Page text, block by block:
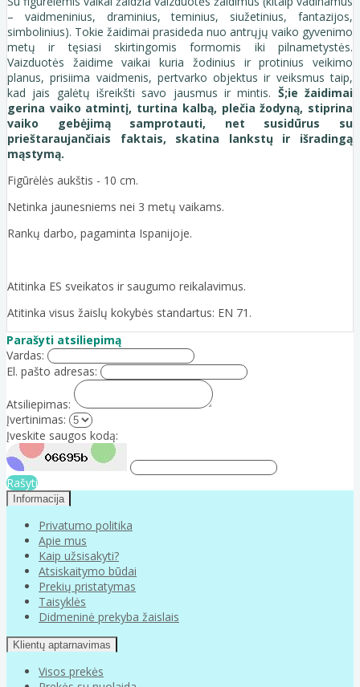
– vaidmeninius, draminius, teminius, siužetinius, fantazijos,
simbolinius). Tokie žaidimai prasideda nuo antrųjų vaiko gyvenimo
metų ir tęsiasi skirtingomis formomis iki pilnametystės.
Vaizduotės žaidime vaikai kuria žodinius ir protinius veikimo
planus, prisiima vaidmenis, pertvarko objektus ir veiksmus taip,
kad jais galėtų išreikšti savo jausmus ir mintis. Š;ie žaidimai
gerina vaiko atmintį, turtina kalbą, plečia žodyną, stiprina
vaiko gebėjimą samprotauti, net susidūrus su
prieštaraujančiais faktais, skatina lankstų ir išradingą
mąstymą.
Figūrėlės aukštis - 10 cm.
Netinka jaunesniems nei 3 metų vaikams.
Rankų darbo, pagaminta Ispanijoje.
Atitinka ES sveikatos ir saugumo reikalavimus.
Atitinka visus žaislų kokybės standartus: EN 71.
Parašyti atsiliepimą
Vardas:
El. pašto adresas:
Atsiliepimas:
Įvertinimas:
Įveskite saugos kodą:
Rašyti
Informacija
Privatumo politika
Apie mus
Kaip užsisakyti?
Atsiskaitymo būdai
Prekių pristatymas
Taisyklės
Didmeninė prekyba žaislais
Klientų aptarnavimas
Visos prekės